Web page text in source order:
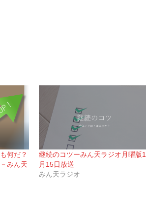
何だ？
みん天
継続のコツーみん天ラジオ月曜版1
月15日放送
みん天ラジオ